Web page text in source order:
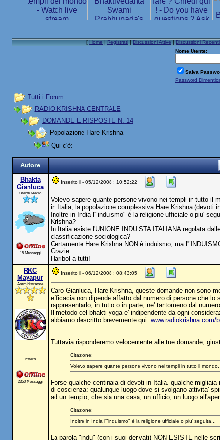
[Home|Registrati|Discussioni Attive|Discussioni Recenti
Nome Utente:
Salva
Password
Tutti i Forum
RADIO KRISHNA CENTRALE
DOMANDE E RISPOSTE N. 14
Popolazione Hare Krishna
Qui c'è:
Autore
Bhakta
Gianluca
Utente Medio
15 Messaggi
Inserito il - 05/12/2008 : 10:52:22
Volevo sapere quante persone vivono nei templi in tutto il
in Italia, la popolazione complessiva Hare Krishna (devoti
Inoltre in India l'"induismo" è la religione ufficiale o piu'
Krishna?
In Italia esiste l'UNIONE INDUISTA ITALIANA regolata
classificazione sociologica?
Certamente Hare Krishna NON è induismo, ma
Grazie..
Haribol a tutti!
RKC
Mayapur
Amministratore
Estero
2350 Messaggi
Inserito il - 06/12/2008 : 08:43:05
Caro Gianluca, Hare Krishna, queste domande non sono
efficacia non dipende affatto dal numero di persone che
rappresentarlo, in tutto o in parte, ne' tantomeno dal
Il metodo del bhakti yoga e' indipendente da ogni
abbiamo descritto brevemente qui: www.radiokrishna.com/
Tuttavia risponderemo velocemente alle tue domande,
Citazione:
Volevo sapere quante persone vivono nei templi in tutto il
Forse qualche centinaia di devoti in Italia, qualche
di coscienza: qualunque luogo dove si svolgano attivita'
ad un tempio, che sia una casa, un ufficio, un luogo
Citazione:
Inoltre in India l'"induismo" è la religione ufficiale o piu' seguita...
La parola "indu" (con i suoi derivati) NON ESISTE nelle